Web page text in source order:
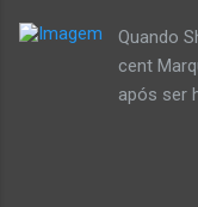
que o
muito
cabe
Quando
cent
após ser